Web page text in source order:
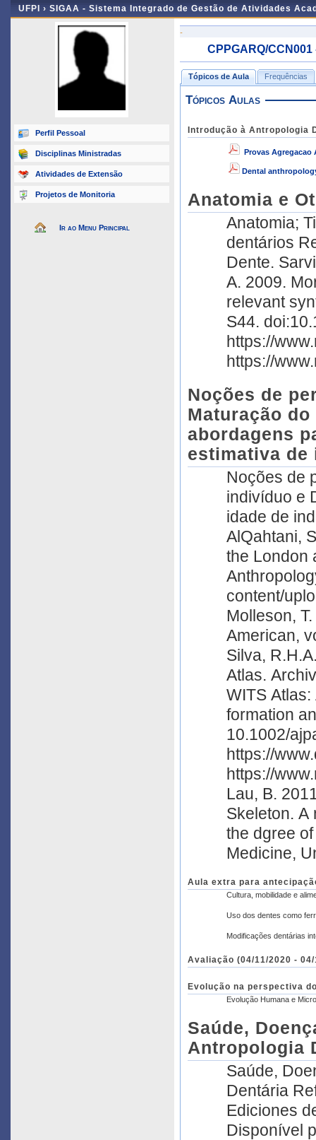
UFPI › SIGAA - Sistema Integrado de Gestão de Atividades
Perfil Pessoal
Disciplinas Ministradas
Atividades de Extensão
Projetos de Monitoria
Ir ao Menu Principal
-
CPPGARQ/CCN001
Tópicos de Aula Frequências
Tópicos Aulas
Introdução à Antropologia
Provas Agregacao
Dental
Anatomia e
Anatomia;
dentários
Dente.
A. 2009.
relevant
S44.
https://
https://
Noções de
Maturação
abordagens
estimativa de
Noções de
indivíduo e
idade de
AlQahtani,
the London
content/
Molleson,
American,
Silva,
Atlas. Archives of
WITS
formation
10.1002/ajpa.23424. AlQahtani,
https://
https://
Lau, B.
Skeleton. A
the dgree
Medicine,
Aula extra para
Cultura, mobilidade e
Uso dos dentes como
Modificações dentárias
Avaliação (04/11/2020 -
Evolução na perspectiva
Evolução Humana e
Saúde,
Antropologia
Saúde,
Dentária Referências: Cucina, A. 2011. Manual de Antropologia Dental.
Ediciones
Disponível